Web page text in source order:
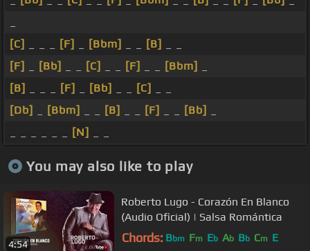
[C]
[F] [Bbm] [B]
[F]
[Bb] [C] [F] [Bbm]
[B]
[F] [Bb] [C]
[Db]
[Bbm] [B] [F] [Bb]
[N]
You may also like to play
4:54
Roberto Lugo - Corazón En Blanco
(Audio Oficial) | Salsa Romántica
Chords: Bbm Fm Eb Ab Bb Cm E